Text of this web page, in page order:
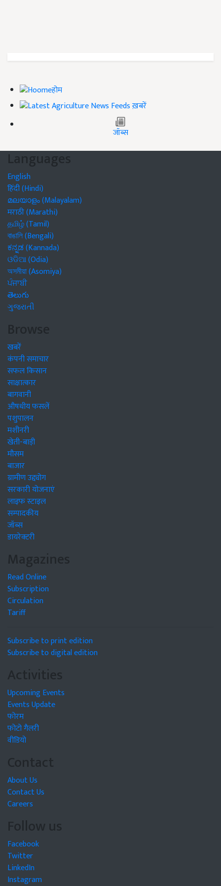
होम
ख़बरें
जॉब्स
Languages
English
हिंदी (Hindi)
മലയാളം (Malayalam)
मराठी (Marathi)
தமிழ் (Tamil)
বাঙালি (Bengali)
ಕನ್ನಡ (Kannada)
ଓଡିଆ (Odia)
অসমীয়া (Asomiya)
ਪੰਜਾਬੀ
తెలుగు
ગુજરાતી
Browse
खबरें
कंपनी समाचार
सफल किसान
साक्षात्कार
बागवानी
औषधीय फसलें
पशुपालन
मशीनरी
खेती-बाड़ी
मौसम
बाजार
ग्रामीण उद्द्योग
सरकारी योजनाएं
लाइफ स्टाइल
सम्पादकीय
जॉब्स
डायरेक्टरी
Magazines
Read Online
Subscription
Circulation
Tariff
Subscribe to print edition
Subscribe to digital edition
Activities
Upcoming Events
Events Update
फोरम
फोटो गैलरी
वीडियो
Contact
About Us
Contact Us
Careers
Follow us
Facebook
Twitter
LinkedIn
Instagram